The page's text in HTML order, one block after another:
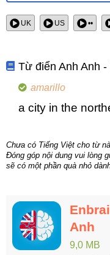
UK US ••
Từ điển Anh Anh -
amarillo
a city in the
Chưa có Tiếng Việt cho từ
Đóng góp nội dung vui lòng
sẽ có một phần quà nhỏ
Anh
9,0 MB